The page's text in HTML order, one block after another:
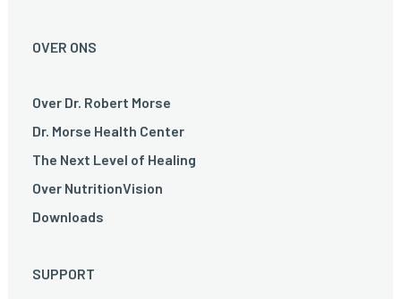
OVER ONS
Over Dr. Robert Morse
Dr. Morse Health Center
The Next Level of Healing
Over NutritionVision
Downloads
SUPPORT